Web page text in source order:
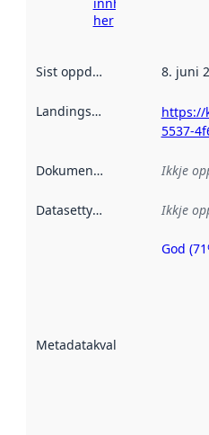
her
Sist oppdatert 8. juni
Landingsside
https://
5537-
Dokumentasjon Ikkje
Datasettype Ikkje
Metadatakvalitet
God